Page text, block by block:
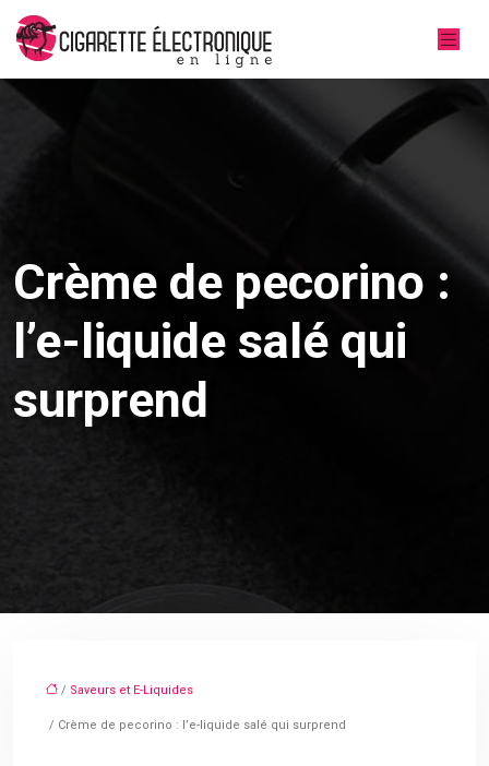
Crème de pecorino :
l’e-liquide salé qui
surprend
/ Saveurs et E-Liquides
/ Crème de pecorino : l’e-liquide salé qui surprend